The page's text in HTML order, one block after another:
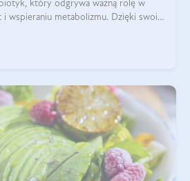
który odgrywa ważną rolę w
wspieraniu metabolizmu. Dzięki swoim